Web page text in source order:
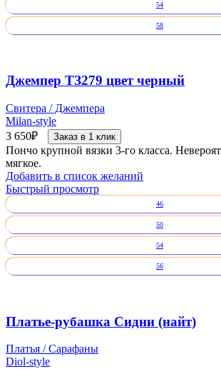
54
58
Джемпер ТЗ279 цвет черный
Свитера / Джемпера
Milan-style
3 650₽ Заказ в 1 клик
Пончо крупной вязки 3-го класса.
мягкое.
Добавить в список желаний
Быстрый просмотр
46
50
54
56
Платье-рубашка Сидни (найт)
Платья / Сарафаны
Diol-style